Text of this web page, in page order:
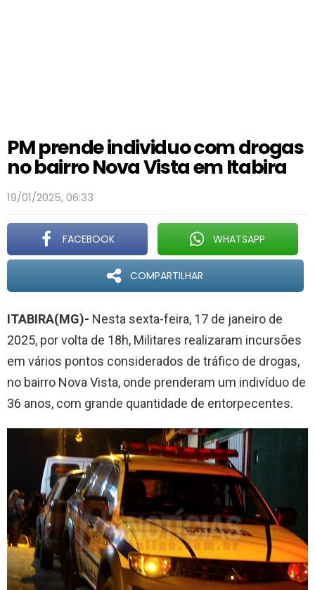
PM prende individuo com drogas
no bairro Nova Vista em Itabira
19/01/2025, 06:33
FACEBOOK WHATSAPP
COMPARTILHAR
ITABIRA(MG)- Nesta sexta-feira, 17 de janeiro de
2025, por volta de 18h, Militares realizaram incursões
em vários pontos considerados de tráfico de drogas,
no bairro Nova Vista, onde prenderam um indivíduo de
36 anos, com grande quantidade de entorpecentes.